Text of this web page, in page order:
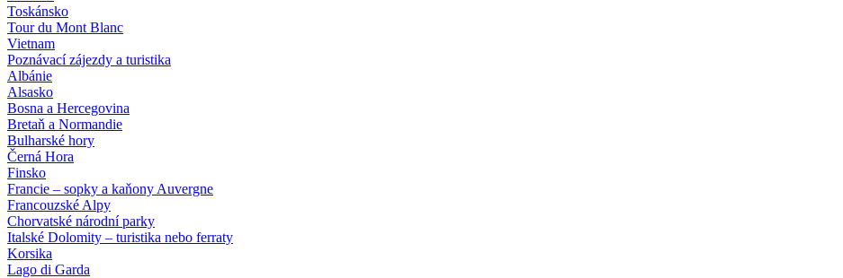
Toskánsko
Tour du Mont Blanc
Vietnam
Poznávací zájezdy a turistika
Albánie
Alsasko
Bosna a Hercegovina
Bretaň a Normandie
Bulharské hory
Černá Hora
Finsko
Francie – sopky a kaňony Auvergne
Francouzské Alpy
Chorvatské národní parky
Italské Dolomity – turistika nebo ferraty
Korsika
Lago di Garda